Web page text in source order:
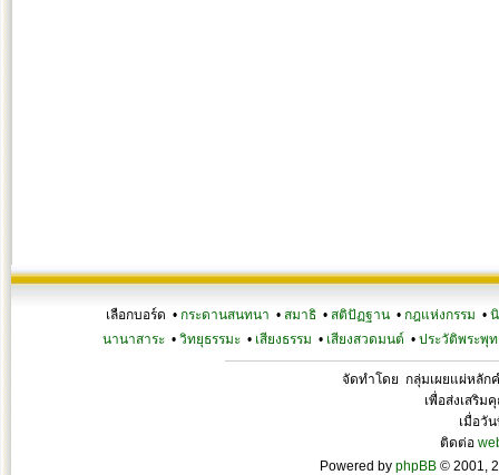
เลือกบอร์ด • กระดานสนทนา • สมาธิ • สติปัฏฐาน • กฎแห่งกรรม •
นานาสาระ• วิทยุธรรมะ• เสียงธรรม • เสียงสวดมนต์ • ประวัติพระพุท
จัดทำโดย กลุ่มเผยแผ่หลัก
เพื่อส่งเสริม
เมื่อวั
ติดต่อ
Powered by phpBB © 2001,